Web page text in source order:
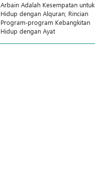
Arbain Adalah Kesempatan untuk
Hidup dengan Alquran; Rincian
Program-program Kebangkitan
Hidup dengan Ayat